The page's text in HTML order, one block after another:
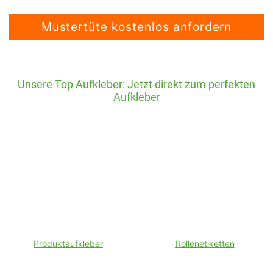
Mustertüte kostenlos anfordern
Unsere Top Aufkleber: Jetzt direkt zum perfekten
Aufkleber
Produktaufkleber Rollenetiketten